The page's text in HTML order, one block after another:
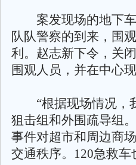
案发现场的地下车
队队警察的到来，围
利。赵志新下令，关
围观人员，并在中心
“根据现场情况，
狙击组和外围疏导组
事件对超市和周边商
交通秩序。120急救